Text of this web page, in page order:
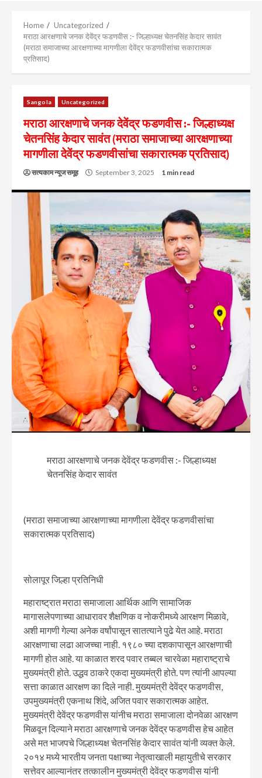
Home
Uncategorized
मराठा आरक्षणाचे जनक देवेंद्र फडणवीस :- जिल्हाध्यक्ष चेतनसिंह केदार सावंत
(मराठा समाजाच्या आरक्षणाच्या मागणीला देवेंद्र फडणवीसांचा सकारात्मक
प्रतिसाद)
Sangola Uncategorized
मराठा आरक्षणाचे जनक देवेंद्र फडणवीस :- जिल्हाध्यक्ष
चेतनसिंह केदार सावंत (मराठा समाजाच्या आरक्षणाच्या
मागणीला देवेंद्र फडणवीसांचा सकारात्मक प्रतिसाद)
सत्यकाम न्यूज समूह September 3, 2025 1 min read
मराठा आरक्षणाचे जनक देवेंद्र फडणवीस :- जिल्हाध्यक्ष
चेतनसिंह केदार सावंत
(मराठा समाजाच्या आरक्षणाच्या मागणीला देवेंद्र फडणवीसांचा
सकारात्मक प्रतिसाद)
सोलापूर जिल्हा प्रतिनिधी
महाराष्ट्रात मराठा समाजाला आर्थिक आणि सामाजिक
मागासलेपणाच्या आधारावर शैक्षणिक व नोकरीमध्ये आरक्षण मिळावे,
अशी मागणी गेल्या अनेक वर्षांपासून सातत्याने पुढे येत आहे. मराठा
आरक्षणाचा लढा आजच्चा नाही. १९८० च्या दशकापासून आरक्षणाची
मागणी होत आहे. या काळात शरद पवार तब्बल चारवेळा महाराष्ट्राचे
मुख्यमंत्री होते. उद्धव ठाकरे एकदा मुख्यमंत्री होते. पण त्यांनी आपल्या
सत्ता काळात आरक्षण का दिले नाही. मुख्यमंत्री देवेंद्र फडणवीस,
उपमुख्यमंत्री एकनाथ शिंदे, अजित पवार सकारात्मक आहेत.
मुख्यमंत्री देवेंद्र फडणवीस यांनीच मराठा समाजाला दोनवेळा आरक्षण
मिळवून दिल्याने मराठा आरक्षणाचे जनक देवेंद्र फडणवीस हेच आहेत
असे मत भाजपचे जिल्हाध्यक्ष चेतनसिंह केदार सावंत यांनी व्यक्त केले.
२०१४ मध्ये भारतीय जनता पक्षाच्या नेतृत्वाखाली महायुतीचे सरकार
सत्तेवर आल्यानंतर तत्कालीन मुख्यमंत्री देवेंद्र फडणवीस यांनी